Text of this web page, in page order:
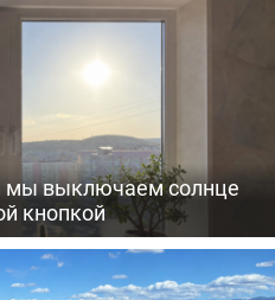
мы выключаем солнце
кнопкой